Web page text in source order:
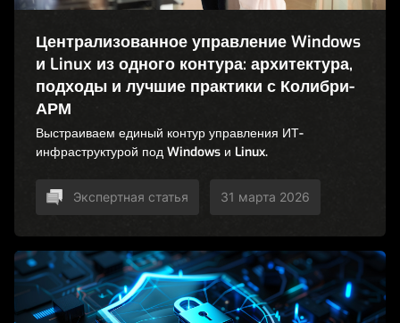
Централизованное управление Windows
и Linux из одного контура: архитектура,
подходы и лучшие практики с Колибри-
АРМ
Выстраиваем единый контур управления ИТ-
инфраструктурой под Windows и Linux.
Экспертная статья 31 марта 2026